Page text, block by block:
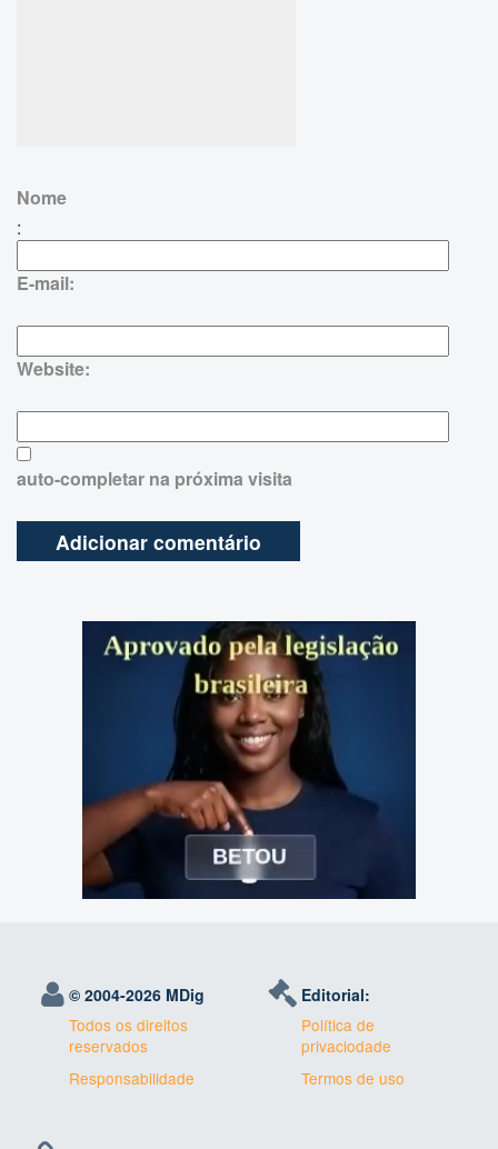
Nome
:
E-mail:
Website:
auto-completar na próxima visita
© 2004-2026 MDig
Todos os direitos
reservados
Responsabilidade
Editorial:
Política de
privaciodade
Termos de uso